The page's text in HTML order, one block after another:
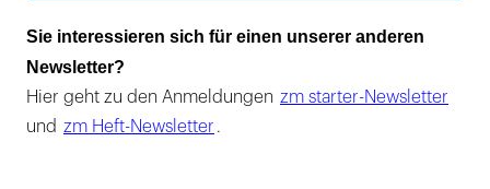
Sie interessieren sich für einen unserer anderen
Newsletter?
Hier geht zu den Anmeldungen zm starter-Newsletter
und zm Heft-Newsletter .